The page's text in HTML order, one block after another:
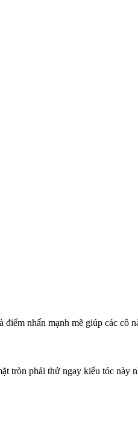
nhấn mạnh mẽ giúp các cô
tròn phải thử ngay kiểu tóc này